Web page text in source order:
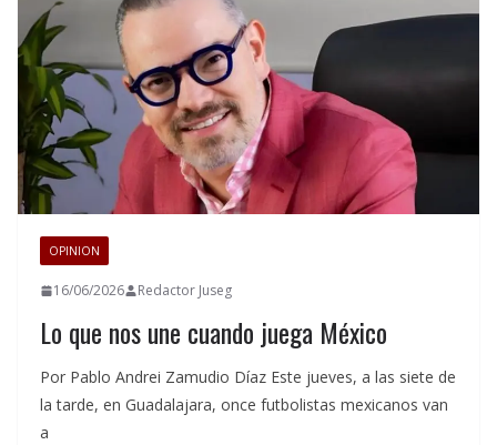
OPINION
16/06/2026 Redactor Juseg
Lo que nos une cuando juega México
Por Pablo Andrei Zamudio Díaz Este jueves, a las siete de
la tarde, en Guadalajara, once futbolistas mexicanos van
a